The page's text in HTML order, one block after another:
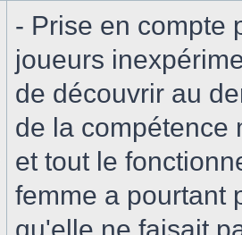
- Prise en compte
joueurs
de découvrir au
de la compétence
et tout le
femme a pourtant